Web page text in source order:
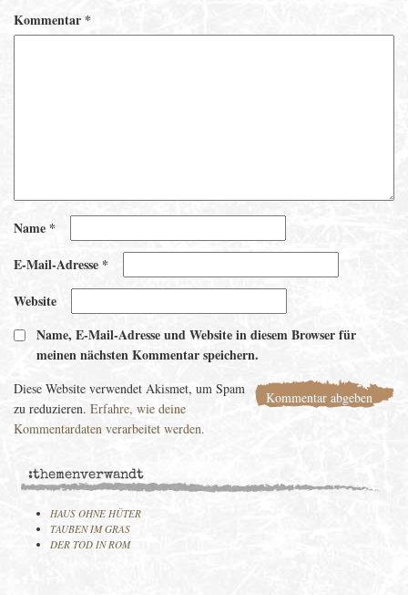
Kommentar*
Name *
E-Mail-Adresse *
Website
Name, E-Mail-Adresse und Website in diesem Browser für
meinen nächsten Kommentar speichern.
Diese Website verwendet Akismet, um Spam
zu reduzieren. Erfahre, wie deine
Kommentardaten verarbeitet werden.
:themenverwandt
HAUS OHNE HÜTER
TAUBEN IM GRAS
DER TOD IN ROM